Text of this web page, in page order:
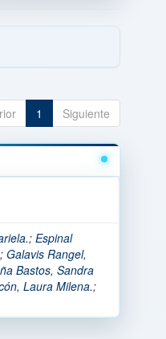
1 Siguiente
; Espinal
; Galavis Rangel,
Bastos, Sandra
Laura Milena.;